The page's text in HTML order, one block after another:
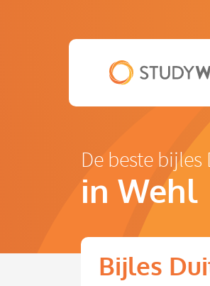
De beste bijles
in Wehl
Bijles